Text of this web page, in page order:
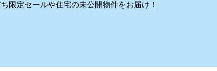
限定セールや住宅の未公開物件をお届け！